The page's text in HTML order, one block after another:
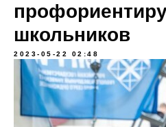
школьников
2023-05-22 02:48